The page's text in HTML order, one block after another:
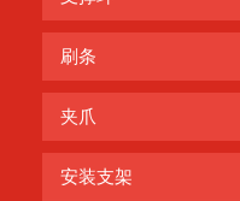
刷条
夹爪
安装支架